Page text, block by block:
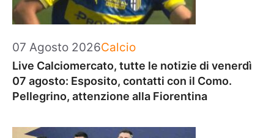
07 Agosto 2026Categorie
Calcio
Live Calciomercato, tutte le notizie di venerdì
07 agosto: Esposito, contatti con il Como.
Pellegrino, attenzione alla Fiorentina